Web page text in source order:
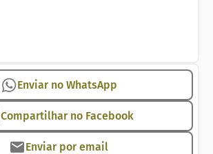
Enviar no WhatsApp
Compartilhar no Facebook
Enviar por email